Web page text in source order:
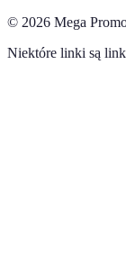
© 2026 Mega
Niektóre linki są